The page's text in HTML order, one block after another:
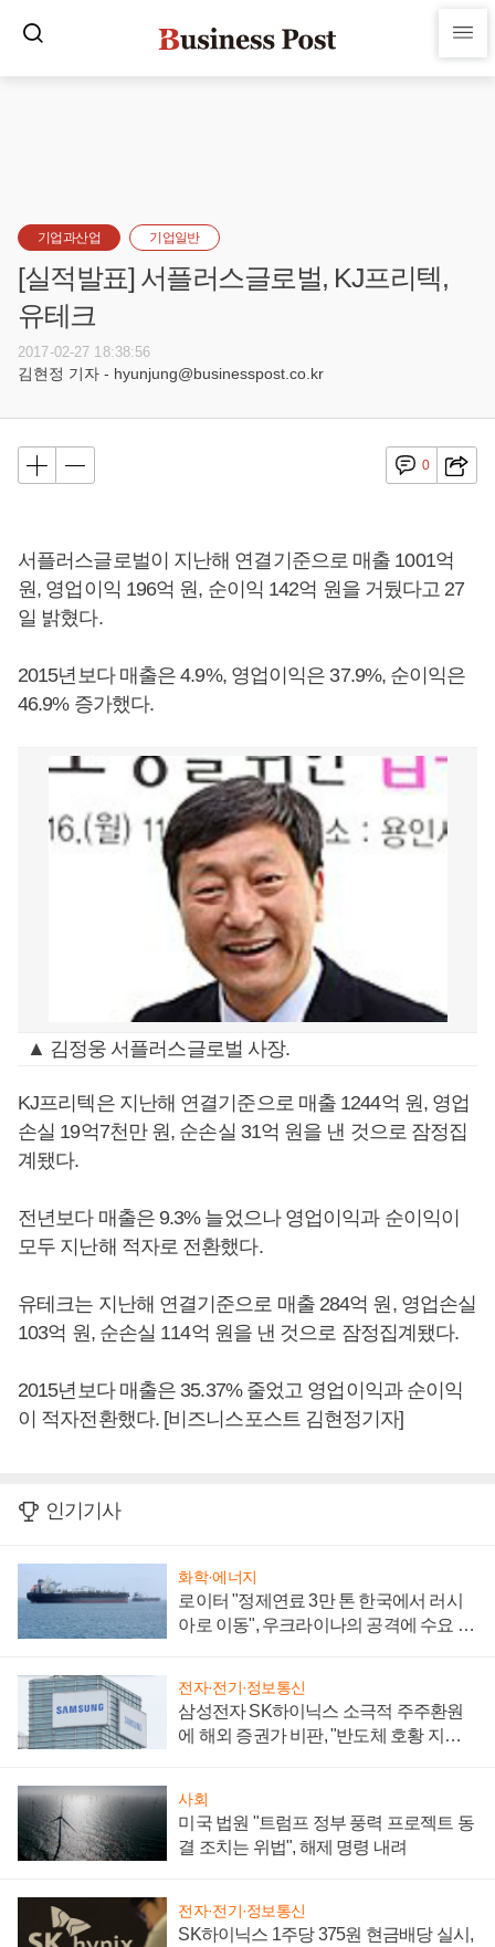
기업과산업 기업일반
[실적발표] 서플러스글로벌, KJ프리텍,
유테크
2017-02-27 18:38:56
김현정 기자 - hyunjung@businesspost.co.kr
0
서플러스글로벌이 지난해 연결기준으로 매출 1001억
원, 영업이익 196억 원, 순이익 142억 원을 거뒀다고 27
일 밝혔다.
2015년보다 매출은 4.9%, 영업이익은 37.9%, 순이익은
46.9% 증가했다.
▲ 김정웅 서플러스글로벌 사장.
KJ프리텍은 지난해 연결기준으로 매출 1244억 원, 영업
손실 19억7천만 원, 순손실 31억 원을 낸 것으로 잠정집
계됐다.
전년보다 매출은 9.3% 늘었으나 영업이익과 순이익이
모두 지난해 적자로 전환했다.
유테크는 지난해 연결기준으로 매출 284억 원, 영업손실
103억 원, 순손실 114억 원을 낸 것으로 잠정집계됐다.
2015년보다 매출은 35.37% 줄었고 영업이익과 순이익
이 적자전환했다. [비즈니스포스트 김현정기자]
인기기사
화학·에너지
로이터 "정제연료 3만 톤 한국에서 러시
아로 이동", 우크라이나의 공격에 수요 늘
전자·전기·정보통신
삼성전자 SK하이닉스 소극적 주주환원
에 해외 증권가 비판, "반도체 호황 지속
사회
미국 법원 "트럼프 정부 풍력 프로젝트 동
결 조치는 위법", 해제 명령 내려
전자·전기·정보통신
SK하이닉스 1주당 375원 현금배당 실시,